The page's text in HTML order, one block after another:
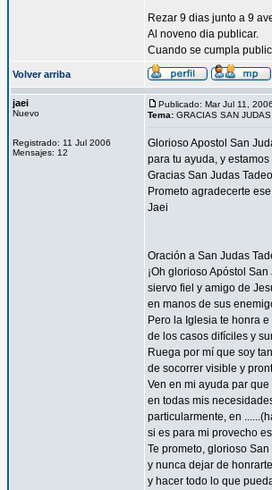
Rezar 9 dias junto a 9
Al noveno dia publicar.
Cuando se cumpla
Volver arriba
jaei
Nuevo
Registrado: 11 Jul 2006
Mensajes: 12
Publicado: Mar Jul 11,
Tema: GRACIAS SAN
Glorioso Apostol San
para tu ayuda, y
Gracias San Judas
Prometo agradecerte
Jaei
Oración a San Judas
¡Oh glorioso Apóstol
siervo fiel y amigo de
en manos de sus
Pero la Iglesia te honra
de los casos difíciles y
Ruega por mí que soy
de socorrer visible y
Ven en mi ayuda par
en todas mis
particularmente, en
si es para mi provecho
Te prometo, glorioso
y nunca dejar de
y hacer todo lo que